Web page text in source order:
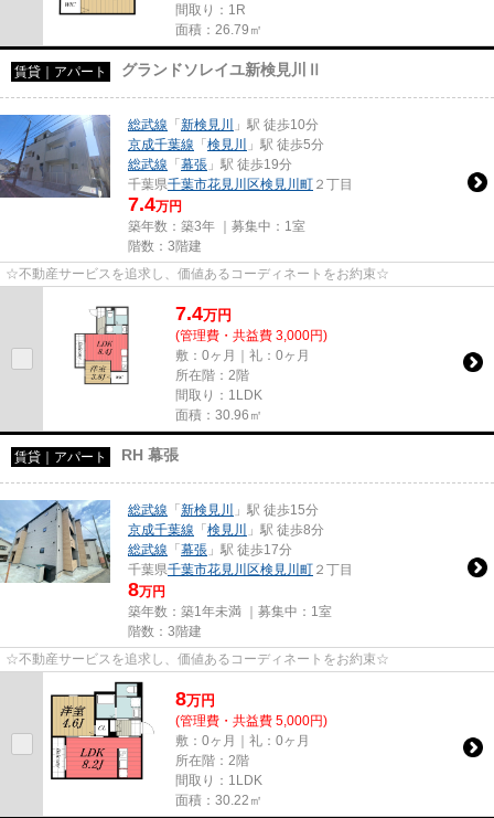
間取り：1R
面積：26.79㎡
賃貸｜アパート グランドソレイユ新検見川Ⅱ
総武線 「新検見川
」駅 徒歩10分
京成千葉線 「検見川
」駅 徒歩5分
総武線 「幕張 」駅 徒歩19分
千葉県千葉市花見川区検見川町 ２丁目
7.4万円
築年数：築3年 ｜募集中： 1室
階数：3階建
☆不動産サービスを追求し、価値あるコーディネートをお約束☆
7.4万円
(管理費・共益費 3,000円)
敷：0ヶ月｜礼：0ヶ月
所在階：2階
間取り：1LDK
面積：30.96㎡
賃貸｜アパート RH 幕張
総武線 「新検見川
」駅 徒歩15分
京成千葉線 「検見川
」駅 徒歩8分
総武線 「幕張 」駅 徒歩17分
千葉県千葉市花見川区検見川町 ２丁目
8万円
築年数：築1年未満 ｜募集中： 1室
階数：3階建
☆不動産サービスを追求し、価値あるコーディネートをお約束☆
8万円
(管理費・共益費 5,000円)
敷：0ヶ月｜礼：0ヶ月
所在階：2階
間取り：1LDK
面積：30.22㎡